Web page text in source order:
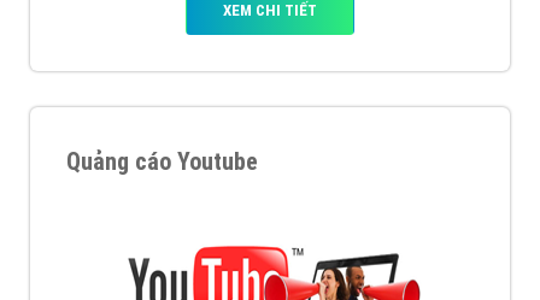
XEM CHI TIẾT
Quảng cáo Youtube